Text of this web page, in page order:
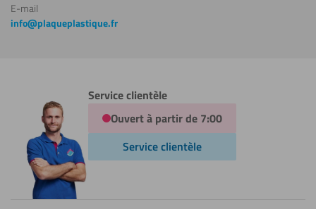
E-mail
info@plaqueplastique.fr
Service clientèle
Ouvert à partir de 7:00
Service clientèle